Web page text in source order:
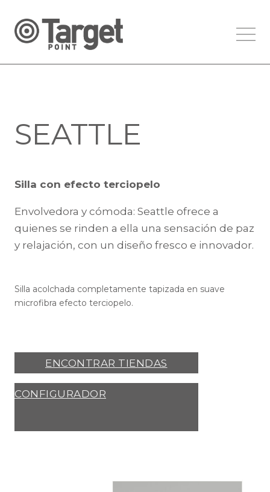
SEATTLE
Silla con efecto terciopelo
Envolvedora y cómoda: Seattle ofrece a
quienes se rinden a ella una sensación de paz
y relajación, con un diseño fresco e innovador.
Silla acolchada completamente tapizada en suave
microfibra efecto terciopelo.
ENCONTRAR TIENDAS
CONFIGURADOR